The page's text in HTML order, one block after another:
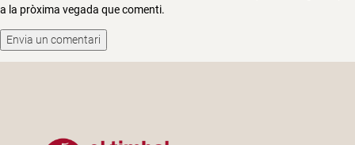
a la pròxima vegada que comenti.